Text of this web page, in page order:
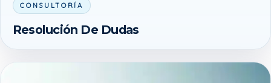
CONSULTORÍA
Resolución De Dudas